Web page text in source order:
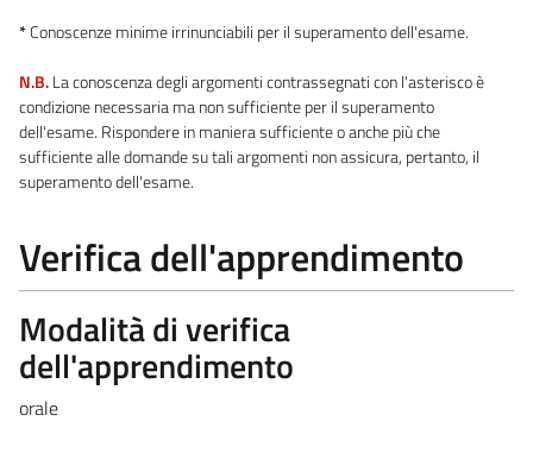
*Conoscenze minime irrinunciabili per il superamento dell'esame.
N.B.La conoscenza degli argomenti contrassegnati con l'asterisco è
condizione necessaria ma non sufficiente per il superamento
dell'esame. Rispondere in maniera sufficiente o anche più che
sufficiente alle domande su tali argomenti non assicura, pertanto, il
superamento dell'esame.
Verifica dell'apprendimento
Modalità di verifica
dell'apprendimento
orale